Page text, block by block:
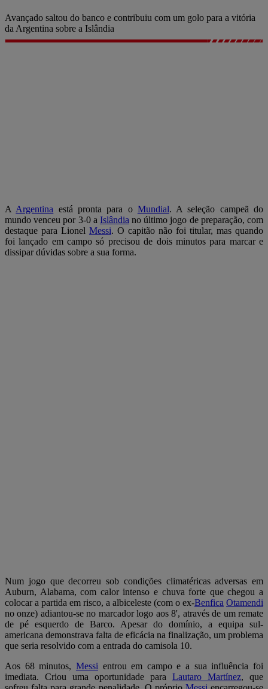
Avançado saltou do banco e contribuiu com um golo para a vitória
da Argentina sobre a Islândia
A Argentina está pronta para o Mundial. A seleção campeã do
mundo venceu por 3-0 a Islândia no último jogo de preparação, com
destaque para Lionel Messi. O capitão não foi titular, mas quando
foi lançado em campo só precisou de dois minutos para marcar e
dissipar dúvidas sobre a sua forma.
Num jogo que decorreu sob condições climatéricas adversas em
Auburn, Alabama, com calor intenso e chuva forte que chegou a
colocar a partida em risco, a albiceleste (com o ex-Benfica Otamendi
no onze) adiantou-se no marcador logo aos 8', através de um remate
de pé esquerdo de Barco. Apesar do domínio, a equipa sul-
americana demonstrava falta de eficácia na finalização, um problema
que seria resolvido com a entrada do camisola 10.
Aos 68 minutos, Messi entrou em campo e a sua influência foi
imediata. Criou uma oportunidade para Lautaro Martínez, que